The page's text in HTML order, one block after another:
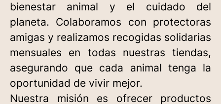
bienestar animal y el cuidado del
planeta. Colaboramos con protectoras
amigas y realizamos recogidas solidarias
mensuales en todas nuestras tiendas,
asegurando que cada animal tenga la
oportunidad de vivir mejor.
Nuestra misión es ofrecer productos